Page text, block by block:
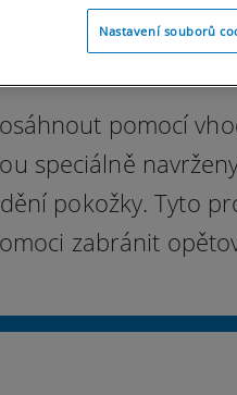
pomocí
speciálně
pokožky. Tyto
zabránit
Nastavení souborů